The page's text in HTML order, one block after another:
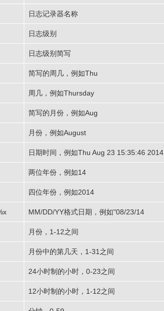
日志记录器名称
日志级别
日志级别简写
简写的周几，例如Thu
周几，例如Thursday
简写的月份，例如Aug
月份，例如August
日期时间，例如Thu Aug 23 15:35:46 2014
两位年份，例如14
四位年份，例如2014
MM/DD/YY格式日期，例如"08/23/14
月份，1-12之间
月份中的第几天，1-31之间
24小时制的小时，0-23之间
12小时制的小时，1-12之间